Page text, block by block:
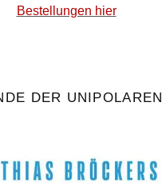
Bestellungen hier
DER UNIPOLAREN